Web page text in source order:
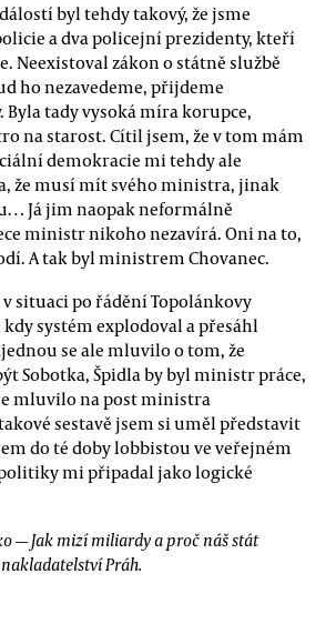
byl tehdy takový, že jsme
a dva policejní prezidenty, kteří
Neexistoval zákon o státně službě
ho nezavedeme, přijdeme
Byla tady vysoká míra korupce,
na starost. Cítil jsem, že v tom mám
demokracie mi tehdy ale
že musí mít svého ministra, jinak
Já jim naopak neformálně
ministr nikoho nezavírá. Oni na to,
A tak byl ministrem Chovanec.
situaci po řádění Topolánkovy
kdy systém explodoval a přesáhl
se ale mluvilo o tom, že
Sobotka, Špidla by byl ministr práce,
mluvilo na post ministra
sestavě jsem si uměl představit
do té doby lobbistou ve veřejném
mi připadal jako logické
— Jak mizí miliardy a proč náš stát
Práh.